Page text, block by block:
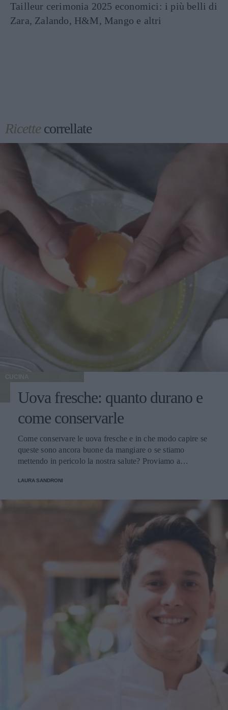
Tailleur cerimonia 2025 economici: i più belli di
Zara, Zalando, H&M, Mango e altri
Ricettecorrellate
CUCINA
Uova fresche: quanto durano e
come conservarle
Come conservare le uova fresche e in che modo capire se
queste sono ancora buone da mangiare o se stiamo
mettendo in pericolo la nostra salute? Proviamo a
LAURA SANDRONI